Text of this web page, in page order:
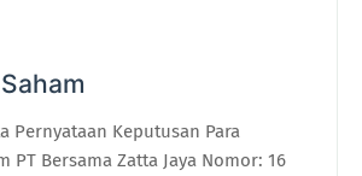
Pernyataan Keputusan Para
PT Bersama Zatta Jaya Nomor: 16